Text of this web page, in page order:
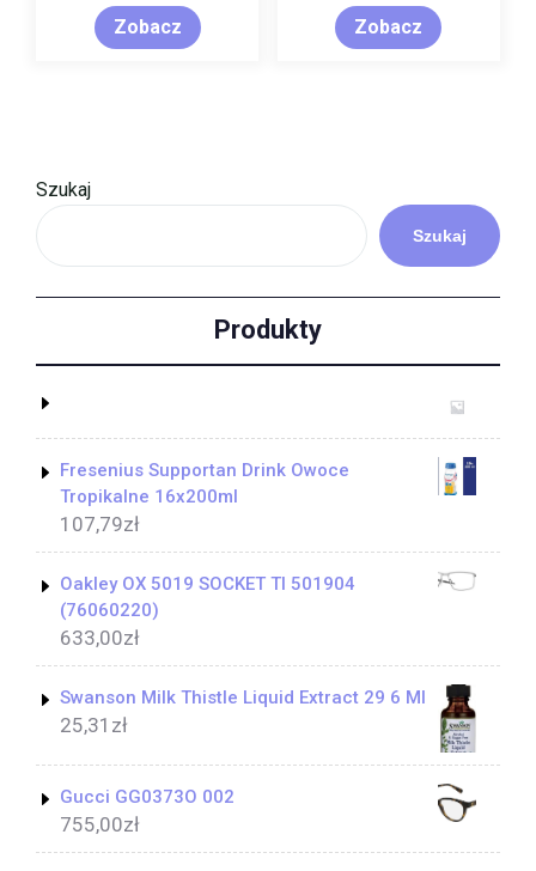
Zobacz Zobacz
Szukaj
Szukaj
Produkty
Fresenius Supportan Drink Owoce
Tropikalne 16x200ml
107,79zł
Oakley OX 5019 SOCKET TI 501904
(76060220)
633,00zł
Swanson Milk Thistle Liquid Extract 29 6 Ml
25,31 zł
Gucci GG0373O 002
755,00zł